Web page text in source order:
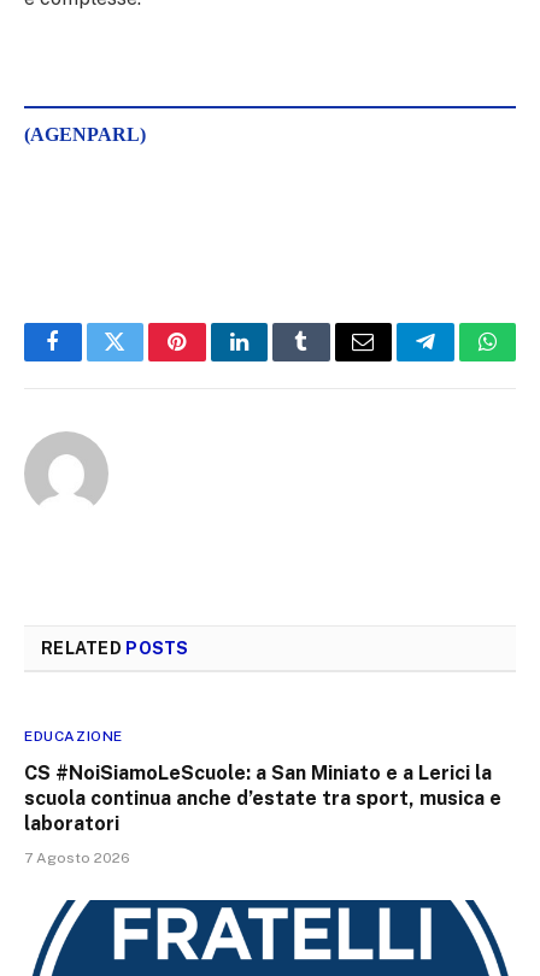
(AGENPARL)
FacebookTwitterPinterestLinkedInTumblrEmail Telegram
RELATED POSTS
EDUCAZIONE
CS #NoiSiamoLeScuole: a San Miniato e a Lerici la
scuola continua anche d’estate tra sport, musica e
laboratori
7 Agosto 2026